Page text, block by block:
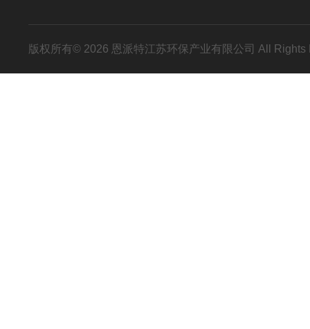
版权所有© 2026 恩派特江苏环保产业有限公司 All